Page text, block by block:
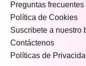
Preguntas frecuentes
Política de Cookies
Suscribete a nuestro
Contáctenos
Políticas de